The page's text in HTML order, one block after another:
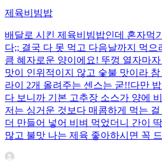
제육비빔밥
배달로 시킨 제육비빔밥인데 혼자먹
다;; 결국 다 못 먹고 다음날까지 먹
큼 혜자로운 양이에요! 뚜껑 열자마자
맛이 인위적이지 않고 숯불 맛이라
라이 2개 올려주는 센스는 굳!! ​다만
다 보니까 기본 고추장 소스가 양에
저는 싱거운 것보다 매콤하게 먹는
더 만들어 넣어 비벼 먹었더니 간이
많고 불맛 나는 제육 좋아하시면 꼭